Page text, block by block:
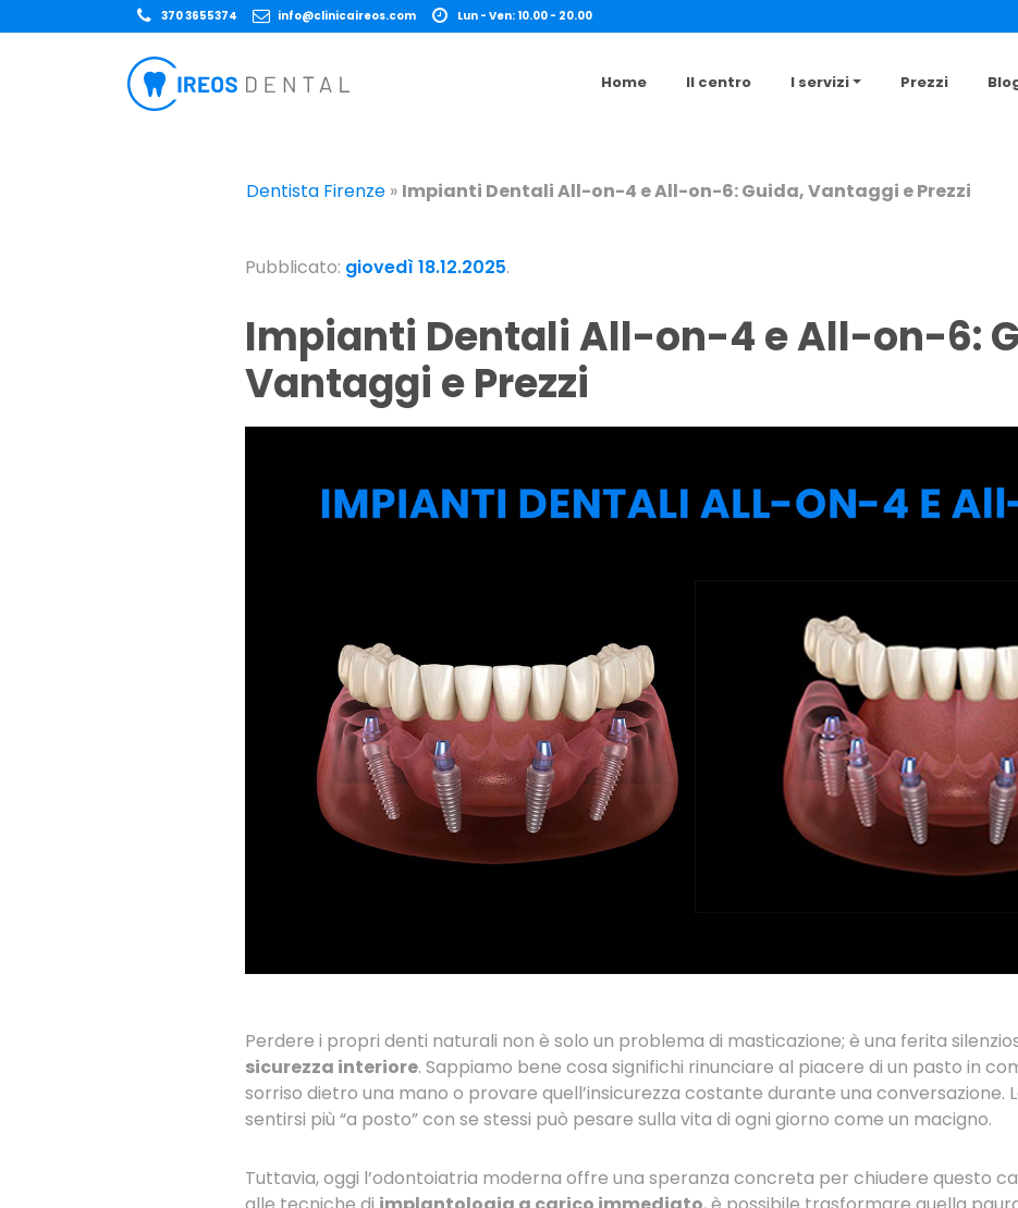
370 3655374 info@clinicaireos.com Lun - Ven: 10.00 - 20.00
Home Il centro I servizi Prezzi
Dentista Firenze» Impianti Dentali All-on-4 e All-on-6: Guida, Vantaggi e Prezzi
Pubblicato: giovedì 18.12.2025.
Impianti Dentali All-on-4 e All-on-6: Guida,
Vantaggi e Prezzi
Perdere i propri denti naturali non è solo un problema di masticazione; è una ferita
sicurezza interiore. Sappiamo bene cosa significhi rinunciare al piacere di un pasto in
sorriso dietro una mano o provare quell’insicurezza costante durante una conversazione.
sentirsi più “a posto” con se stessi può pesare sulla vita di ogni giorno come un macigno.
Tuttavia, oggi l’odontoiatria moderna offre una speranza concreta per chiudere questo